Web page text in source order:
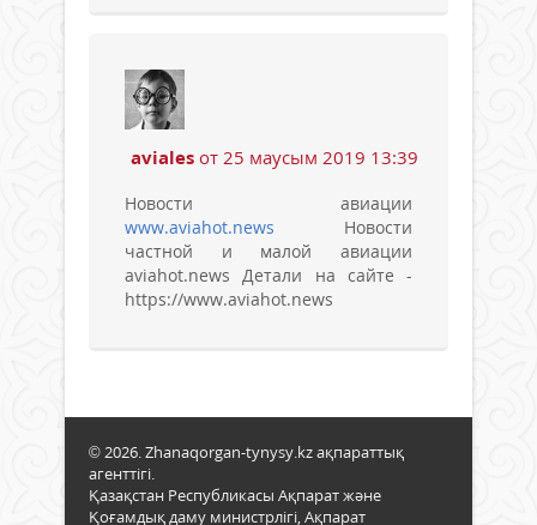
aviales от 25 маусым 2019 13:39
Новости авиации
www.aviahot.news Новости
частной и малой авиации
aviahot.news Детали на сайте -
https://www.aviahot.news
© 2026. Zhanaqorgan-tynysy.kz ақпараттық
агенттігі.
Қазақстан Республикасы Ақпарат және
Қоғамдық даму министрлігі, Ақпарат